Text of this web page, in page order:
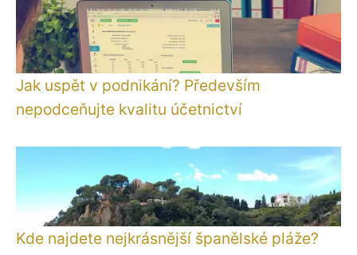
Jak uspět v podnikání? Především
nepodceňujte kvalitu účetnictví
Kde najdete nejkrásnější španělské pláže?